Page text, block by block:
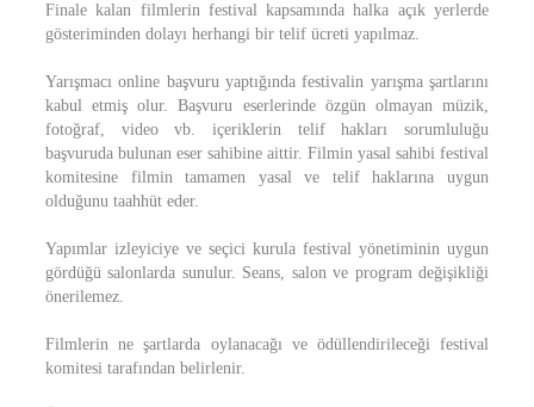
Finale kalan filmlerin festival kapsamında halka açık yerlerde
gösteriminden dolayı herhangi bir telif ücreti yapılmaz.
Yarışmacı online başvuru yaptığında festivalin yarışma şartlarını
kabul etmiş olur. Başvuru eserlerinde özgün olmayan müzik,
fotoğraf, video vb. içeriklerin telif hakları sorumluluğu
başvuruda bulunan eser sahibine aittir. Filmin yasal sahibi festival
komitesine filmin tamamen yasal ve telif haklarına uygun
olduğunu taahhüt eder.
Yapımlar izleyiciye ve seçici kurula festival yönetiminin uygun
gördüğü salonlarda sunulur. Seans, salon ve program değişikliği
önerilemez.
Filmlerin ne şartlarda oylanacağı ve ödüllendirileceği festival
komitesi tarafından belirlenir.